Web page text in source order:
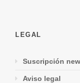
LEGAL
Suscripción
Aviso legal